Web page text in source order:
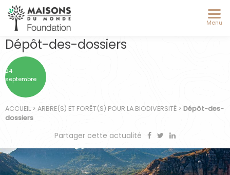
Menu
Dépôt-des-dossiers
24
septembre
ACCUEIL > ARBRE(S) ET FORÊT(S) POUR LA BIODIVERSITÉ > Dépôt-des-
dossiers
Partager cette actualité